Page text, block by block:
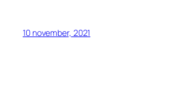
10 november, 2021